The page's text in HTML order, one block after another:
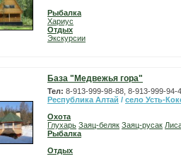
Рыбалка
Хариус
Отдых
Экскурсии
База "Медвежья гора"
Тел: 8-913-999-98-88, 8-913-999-
Республика Алтай / село Усть-
Охота
Глухарь Заяц-беляк Заяц-русак
Рыбалка
Отдых